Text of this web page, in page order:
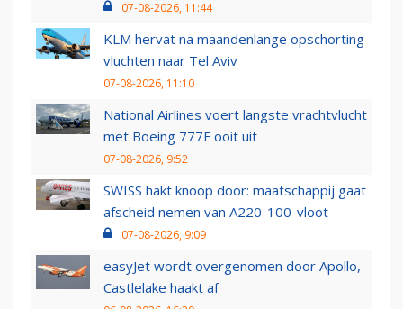
07-08-2026, 11:44
KLM hervat na maandenlange opschorting
vluchten naar Tel Aviv
07-08-2026, 11:10
National Airlines voert langste vrachtvlucht
met Boeing 777F ooit uit
07-08-2026, 9:52
SWISS hakt knoop door: maatschappij gaat
afscheid nemen van A220-100-vloot
07-08-2026, 9:09
easyJet wordt overgenomen door Apollo,
Castlelake haakt af